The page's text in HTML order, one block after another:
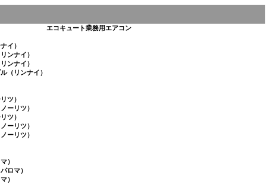
イ）
ンナイ）
ンナイ）
（リンナイ）
ツ）
ーリツ）
ツ）
ーリツ）
ーリツ）
）
ロマ）
）
エコキュート業務用エアコン